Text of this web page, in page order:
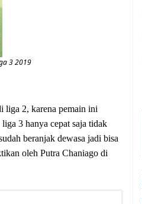
3 2019
liga 2, karena pemain ini
3 hanya cepat saja tidak
beranjak dewasa jadi bisa
oleh Putra Chaniago di